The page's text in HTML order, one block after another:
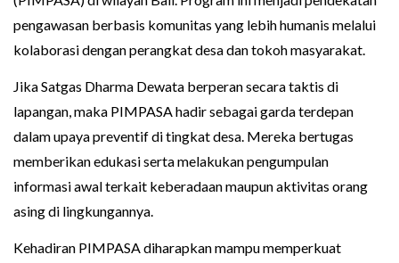
pengawasan berbasis komunitas yang lebih humanis melalui
kolaborasi dengan perangkat desa dan tokoh masyarakat.
Jika Satgas Dharma Dewata berperan secara taktis di
lapangan, maka PIMPASA hadir sebagai garda terdepan
dalam upaya preventif di tingkat desa. Mereka bertugas
memberikan edukasi serta melakukan pengumpulan
informasi awal terkait keberadaan maupun aktivitas orang
asing di lingkungannya.
Kehadiran PIMPASA diharapkan mampu memperkuat